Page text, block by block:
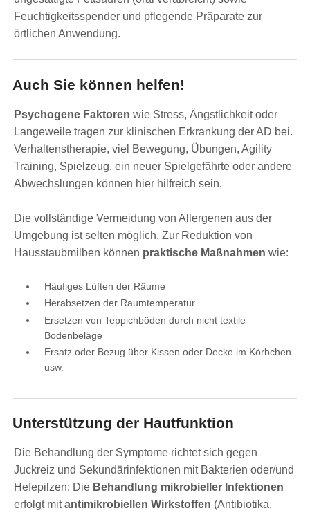
Feuchtigkeitsspender und pflegende Präparate zur
örtlichen Anwendung.
Auch Sie können helfen!
Psychogene Faktoren wie Stress, Ängstlichkeit oder
Langeweile tragen zur klinischen Erkrankung der AD bei.
Verhaltenstherapie, viel Bewegung, Übungen, Agility
Training, Spielzeug, ein neuer Spielgefährte oder andere
Abwechslungen können hier hilfreich sein.
Die vollständige Vermeidung von Allergenen aus der
Umgebung ist selten möglich. Zur Reduktion von
Hausstaubmilben können praktische Maßnahmen wie:
Häufiges Lüften der Räume
Herabsetzen der Raumtemperatur
Ersetzen von Teppichböden durch nicht textile
Bodenbeläge
Ersatz oder Bezug über Kissen oder Decke im Körbchen
usw.
Unterstützung der Hautfunktion
Die Behandlung der Symptome richtet sich gegen
Juckreiz und Sekundärinfektionen mit Bakterien oder/und
Hefepilzen: Die Behandlung mikrobieller Infektionen
erfolgt mitantimikrobiellen Wirkstoffen (Antibiotika,